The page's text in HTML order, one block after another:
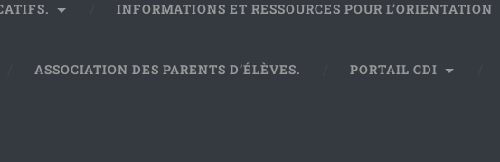
INFORMATIONS ET RESSOURCES POUR L’ORIENTATION
ASSOCIATION DES PARENTS D’ÉLÈVES. PORTAIL CDI